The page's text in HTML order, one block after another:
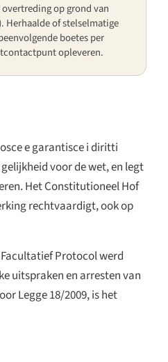
op grond van
Herhaalde of stelselmatige
boetes per
opleveren.
e garantisce i diritti
voor de wet, en legt
Het Constitutioneel Hof
rechtvaardigt, ook op
Protocol werd
uitspraken en arresten van
Legge 18/2009, is het